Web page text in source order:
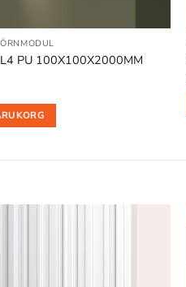
PU 100X100X2000MM